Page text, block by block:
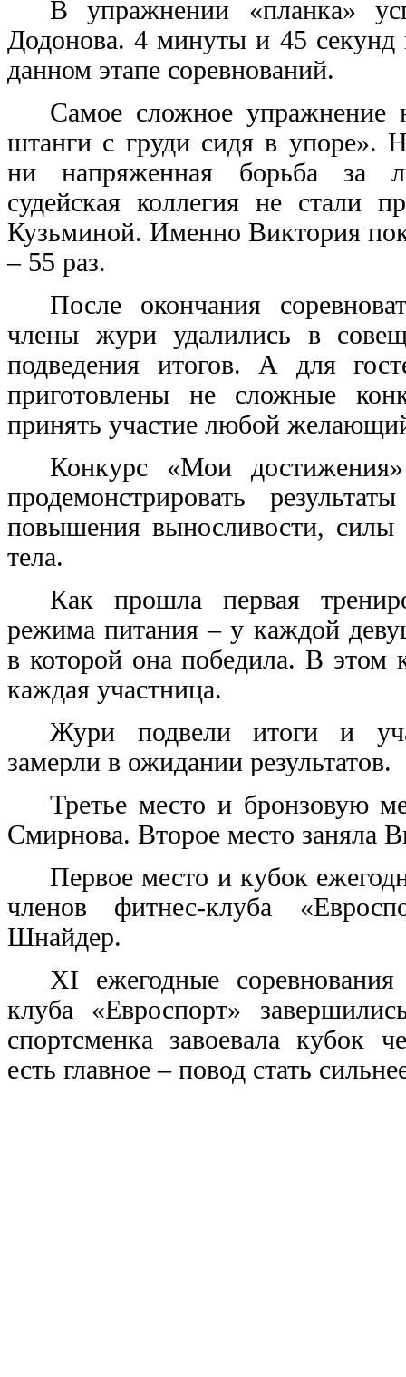
В упражнении «планка»
Додонова. 4 минуты и 45 секунд
данном этапе соревнований.
Самое сложное
штанги с груди сидя в упоре».
ни напряженная борьба за
судейская коллегия не стали
Кузьминой. Именно Виктория
– 55 раз.
После окончания
члены жури удалились в
подведения итогов. А для
приготовлены не сложные
принять участие любой
Конкурс «Мои
продемонстрировать
повышения выносливости, силы
тела.
Как прошла первая
режима питания – у каждой
в которой она победила. В этом
каждая участница.
Жури подвели итоги и
замерли в ожидании результатов.
Третье место и бронзовую
Смирнова. Второе место заняла
Первое место и кубок
членов фитнес-клуба
Шнайдер.
XI ежегодные
клуба «Евроспорт»
спортсменка завоевала кубок
есть главное – повод стать